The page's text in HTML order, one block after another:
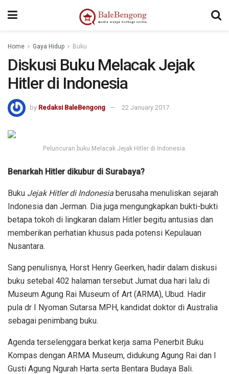
Home Gaya Hidup Buku
Diskusi Buku Melacak Jejak
Hitler di Indonesia
by Redaksi BaleBengong 22 January 2017
Peluncuran buku Melacak Jejak Hitler di Indonesia.
Benarkah Hitler dikubur di Surabaya?
Buku Jejak Hitler di Indonesia berusaha menuliskan sejarah
Indonesia dan Jerman. Dia juga mengungkapkan bukti-bukti
betapa tokoh di lingkaran dalam Hitler begitu antusias dan
memberikan perhatian khusus pada potensi Kepulauan
Nusantara.
Sang penulisnya, Horst Henry Geerken, hadir dalam diskusi
buku setebal 402 halaman tersebut Jumat dua hari lalu di
Museum Agung Rai Museum of Art (ARMA), Ubud. Hadir
pula dr I Nyoman Sutarsa MPH, kandidat doktor di Australia
sebagai penimbang buku.
Agenda terselenggara berkat kerja sama Penerbit Buku
Kompas dengan ARMA Museum, didukung Agung Rai dan I
Gusti Agung Ngurah Harta serta Bentara Budaya Bali.